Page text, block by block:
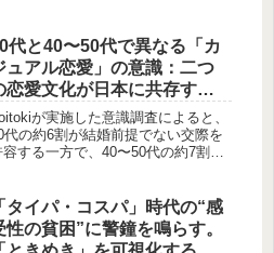
り、新しい出会いの形を模索するこ
サミットは、今後の婚活支援の方向
を示す重要な機会となるでしょう。
代と40〜50代で異なる「カ
ュアル恋愛」の意識：二つ
恋愛文化が日本に共存する
能性が実施した意識調査によると、
代の約6割が結婚前提でない交際を
容する一方で、40〜50代の約7割は
、世代間の恋愛観の違いと、それが
本の恋愛文化にどのような影響を与
ているのかを考察します。
タイパ・コスパ」時代の“感
性の貧困”に警鐘を鳴らす。